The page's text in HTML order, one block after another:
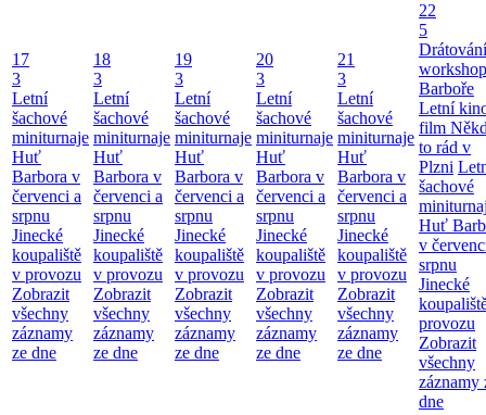
17
3
Letní
šachové
miniturnaje
Huť
Barbora v
červenci a
srpnu
Jinecké
koupaliště
v provozu
Zobrazit
všechny
záznamy
ze dne
18
3
Letní
šachové
miniturnaje
Huť
Barbora v
červenci a
srpnu
Jinecké
koupaliště
v provozu
Zobrazit
všechny
záznamy
ze dne
19
3
Letní
šachové
miniturnaje
Huť
Barbora v
červenci a
srpnu
Jinecké
koupaliště
v provozu
Zobrazit
všechny
záznamy
ze dne
20
3
Letní
šachové
miniturnaje
Huť
Barbora v
červenci a
srpnu
Jinecké
koupaliště
v provozu
Zobrazit
všechny
záznamy
ze dne
21
3
Letní
šachové
miniturnaje
Huť
Barbora v
červenci a
srpnu
Jinecké
koupaliště
v provozu
Zobrazit
všechny
záznamy
ze dne
22
5
Barboře
Letní
film
to rád v
Plzni
šachové
Huť
v
srpnu
Jinecké
provozu
Zobrazit
všechny
záznamy
dne